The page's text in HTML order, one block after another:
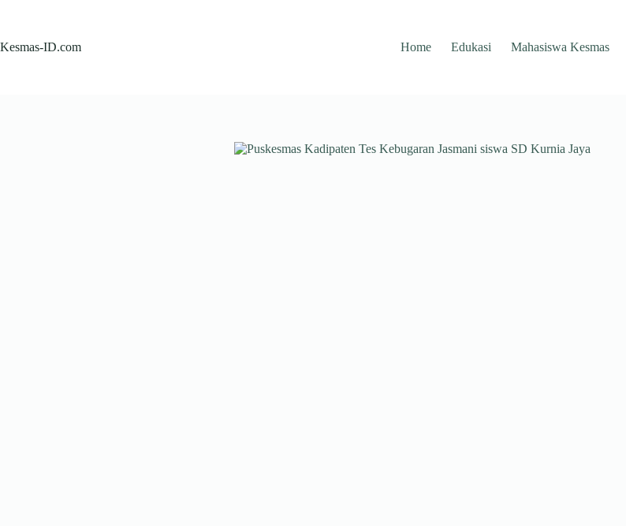
Kesmas-ID.com
Home Edukasi Mahasiswa Kesmas